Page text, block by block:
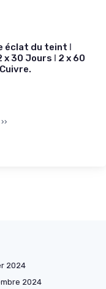
éclat du teint ǀ
30 Jours ǀ 2 x 60
››
2024
2024